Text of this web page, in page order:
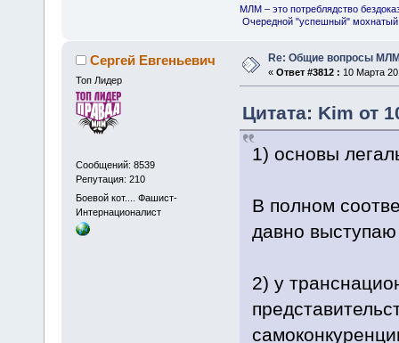
МЛМ – это потреблядство
Очередной "успешный"
Сергей Евгеньевич
Топ Лидер
Сообщений: 8539
Репутация: 210
Боевой кот.... Фашист-
Интернационалист
Re: Общие вопросы
« Ответ #3812 : 10 Марта
Цитата: Kim от
1) основы
В полном
давно
2) у